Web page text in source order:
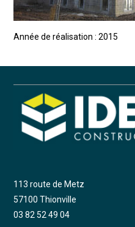
Année de réalisation : 2015
113 route de Metz
57100 Thionville
03 82 52 49 04